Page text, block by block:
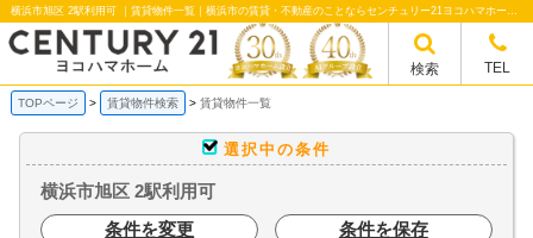
横浜市旭区 2駅利用可 ｜賃貸物件一覧｜横浜市の賃貸・不動産のことならセンチュリー21ヨコハマホームへ！横浜市の賃貸仲介や不動産売却・買取、不動産管理など不動産のことならなんでもご相談ください。
検索 TEL
TOPページ 賃貸物件検索 賃貸物件一覧
選択中の条件
横浜市旭区 2駅利用可
条件を変更
条件を保存